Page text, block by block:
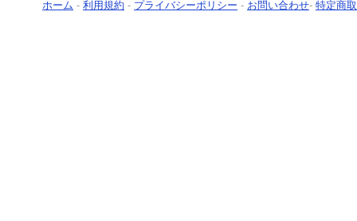
ホーム - 利用規約 - プライバシーポリシー - お問い合わせ- 特定商